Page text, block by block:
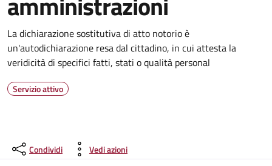
Dettagli del servizio
La dichiarazione sostitutiva di atto notorio è
un'autodichiarazione resa dal cittadino, in cui attesta la
veridicità di specifici fatti, stati o qualità personal
Servizio attivo
Condividi Vedi azioni